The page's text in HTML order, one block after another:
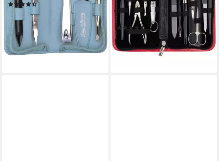
(72)
ab 29,99 € 39,99 €
-25%
lieferbar - in 6-8 Werktagen bei dir
Etui, 12 tlg., hochwertiges
Nagelset, 12-teilig, Made in
Germany (14)
49,95 €
lieferbar - in 5-6 Werktagen bei dir